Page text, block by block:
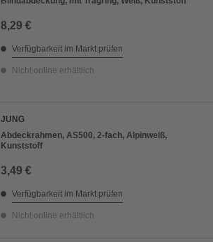
8,29 €
Verfügbarkeit im Markt prüfen
Nicht online erhältlich
JUNG
Abdeckrahmen, AS500, 2-fach, Alpinweiß,
Kunststoff
3,49 €
Verfügbarkeit im Markt prüfen
Nicht online erhältlich